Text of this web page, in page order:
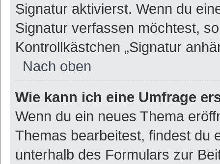
Signatur aktivierst. Wenn du
Signatur verfassen möchtest,
Kontrollkästchen „Signatur
Nach oben
Wie kann ich eine Umfrage
Wenn du ein neues Thema
Themas bearbeitest, findest du
unterhalb des Formulars zur